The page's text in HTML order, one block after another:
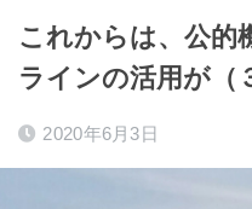
これからは、公的
ラインの活用が（
2020年6月3日